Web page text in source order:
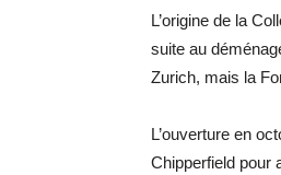
L’origine de la
suite au
Zurich, mais la
L’ouverture en
Chipperfield pour